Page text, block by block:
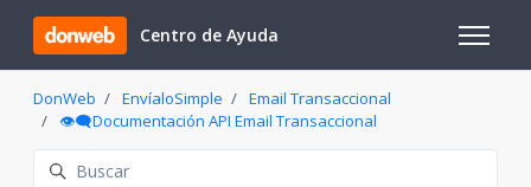
Saltar al contenido principal
Centro de Ayuda
Abrir/
DonWeb EnvíaloSimple
Email Transaccional
👁️‍🗨️Documentación API Email Transaccional
Búsqueda